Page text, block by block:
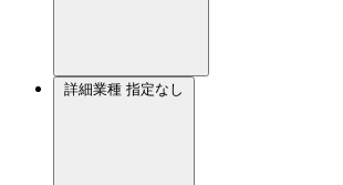
詳細業種 指定なし